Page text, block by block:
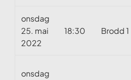
onsdag
25. mai
2022
18:30 Brodd 1
onsdag